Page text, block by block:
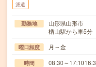
派遣
勤務地
山形県山形市
楯山駅から車5分
曜日頻度 月～金
時間 08:30～